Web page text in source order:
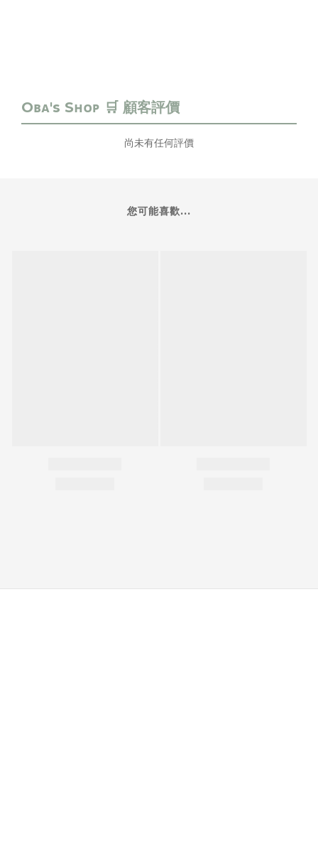
尚未有任何評價
您可能喜歡...